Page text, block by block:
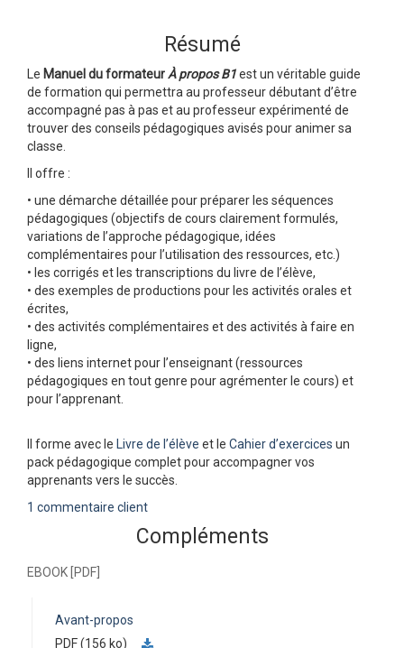
Résumé
Le Manuel du formateurÀ propos B1est un véritable guide
de formation qui permettra au professeur débutant d’être
accompagné pas à pas et au professeur expérimenté de
trouver des conseils pédagogiques avisés pour animer sa
classe.
Il offre :
• une démarche détaillée pour préparer les séquences
pédagogiques (objectifs de cours clairement formulés,
variations de l’approche pédagogique, idées
complémentaires pour l’utilisation des ressources, etc.)
• les corrigés et les transcriptions du livre de l’élève,
• des exemples de productions pour les activités orales et
écrites,
• des activités complémentaires et des activités à faire en
ligne,
• des liens internet pour l’enseignant (ressources
pédagogiques en tout genre pour agrémenter le cours) et
pour l’apprenant.
Il forme avec le Livre de l’élève et le Cahier d’exercices un
pack pédagogique complet pour accompagner vos
apprenants vers le succès.
1 commentaire client
Compléments
EBOOK [PDF]
Avant-propos
PDF (156 ko)